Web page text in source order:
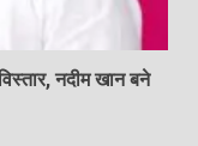
नदीम खान बने